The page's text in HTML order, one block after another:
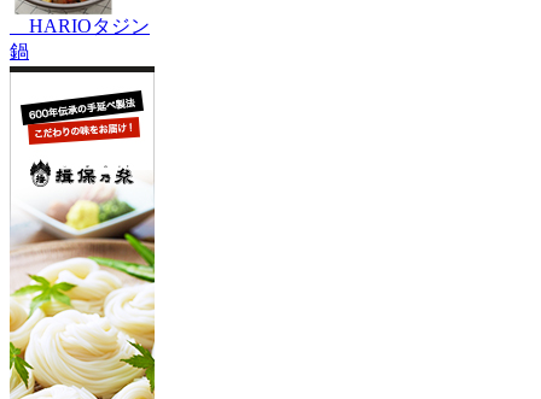
HARIOタジン
鍋